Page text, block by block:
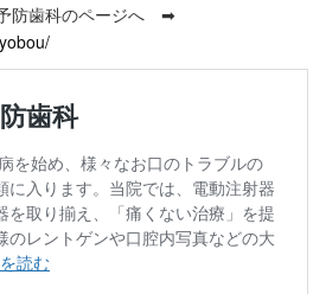
防歯科のページへ ➡